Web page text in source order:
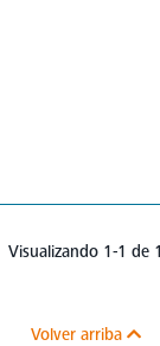
Visualizando 1-1 de 1
Volver arriba